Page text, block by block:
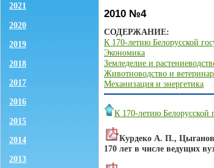
2021
2020
2019
2018
2017
2016
2015
2014
2013
2010 №4
СОДЕРЖАНИЕ:
К 170-летию Белорусской
Экономика
Земледелие и
Животноводство и
Механизация и энергетика
К 170-летию Белорусской
Курдеко А. П.,
170 лет в числе ведущих